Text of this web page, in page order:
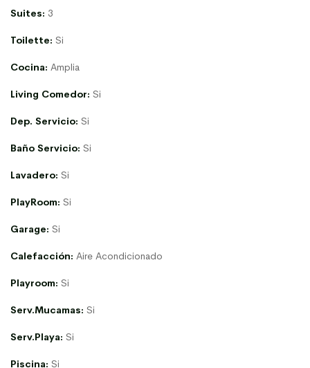
Suites: 3
Toilette: Si
Cocina: Amplia
Living Comedor: Si
Dep. Servicio: Si
Baño Servicio: Si
Lavadero: Si
PlayRoom: Si
Garage: Si
Calefacción: Aire Acondicionado
Playroom: Si
Serv.Mucamas: Si
Serv.Playa: Si
Piscina: Si